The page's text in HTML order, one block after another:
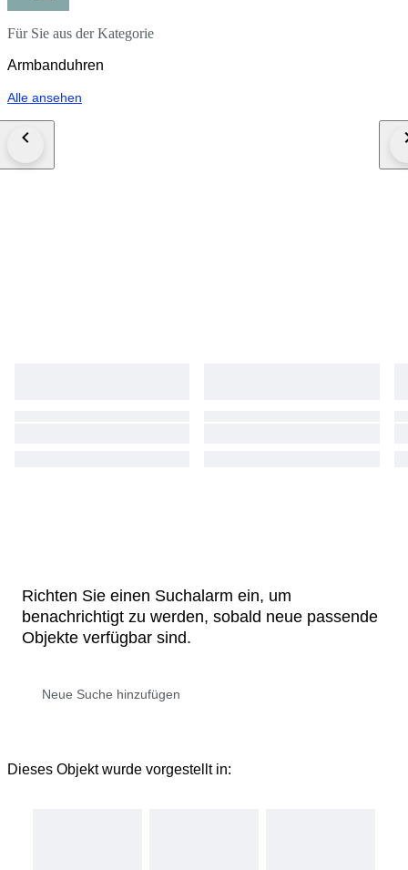
Für Sie aus der Kategorie
Armbanduhren
Alle ansehen
Richten Sie einen Suchalarm ein, um
benachrichtigt zu werden, sobald neue passende
Objekte verfügbar sind.
Dieses Objekt wurde vorgestellt in: